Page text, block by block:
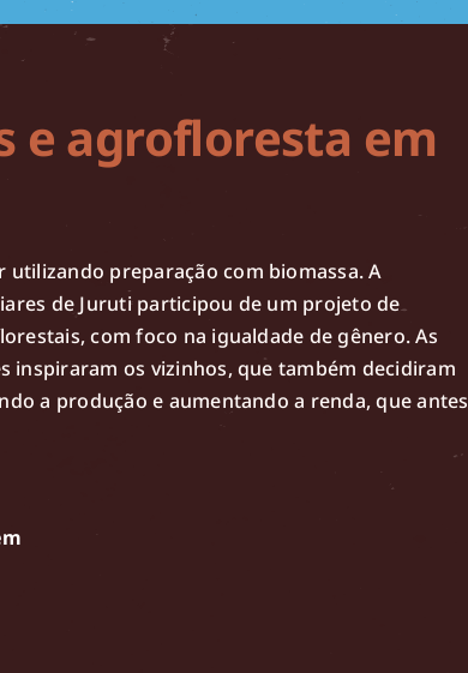
e agrofloresta em
preparação com biomassa. A
de Juruti participou de um projeto de
com foco na igualdade de gênero. As
inspiraram os vizinhos, que também decidiram
a produção e aumentando a renda, que antes